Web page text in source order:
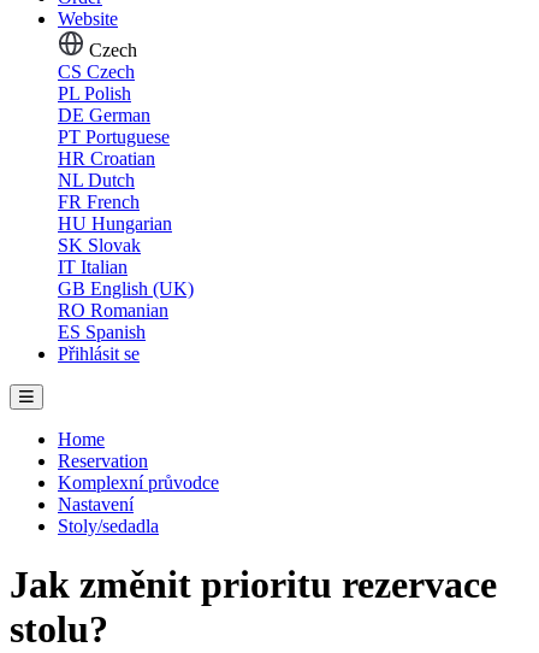
Website
Czech
CS Czech
PL Polish
DE German
PT Portuguese
HR Croatian
NL Dutch
FR French
HU Hungarian
SK Slovak
IT Italian
GB English (UK)
RO Romanian
ES Spanish
Přihlásit se
Home
Reservation
Komplexní průvodce
Nastavení
Stoly/sedadla
Jak změnit prioritu rezervace
stolu?